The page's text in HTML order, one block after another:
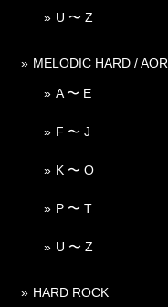
U 〜 Z
MELODIC HARD / AOR
A 〜 E
F 〜 J
K 〜 O
P 〜 T
U 〜 Z
HARD ROCK